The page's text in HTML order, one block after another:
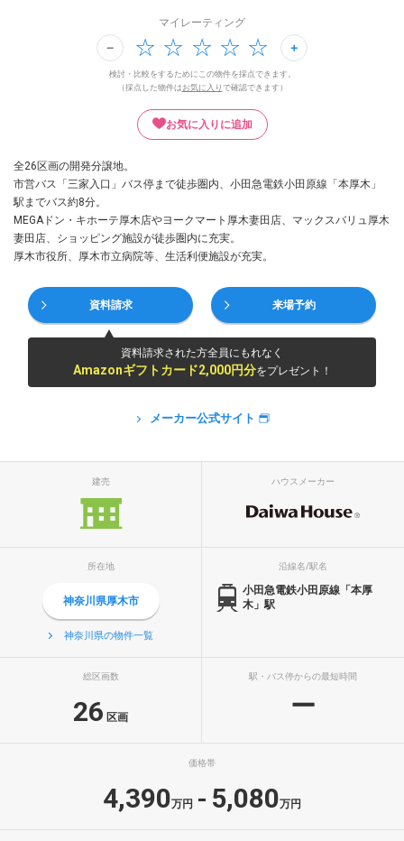
マイレーティング
検討・比較をするためにこの物件を採点できます。
（採点した物件は お気に入り で確認できます）
お気に入りに追加
全26区画の開発分譲地。
市営バス「三家入口」バス停まで徒歩圏内、小田急電鉄小田原線「本厚木」
駅までバス約8分。
MEGAドン・キホーテ厚木店やヨークマート厚木妻田店、マックスバリュ厚木
妻田店、ショッピング施設が徒歩圏内に充実。
厚木市役所、厚木市立病院等、生活利便施設が充実。
資料請求 来場予約
資料請求された方全員にもれなく
Amazonギフトカード2,000円分をプレゼント！
メーカー公式サイト
建売 ハウスメーカー
所在地
神奈川県厚木市
神奈川県の物件一覧
沿線名/駅名
小田急電鉄小田原線「本厚
木」駅
総区画数
26 区画
駅・バス停からの最短時間
ー
価格帯
4,390万円 - 5,080万円